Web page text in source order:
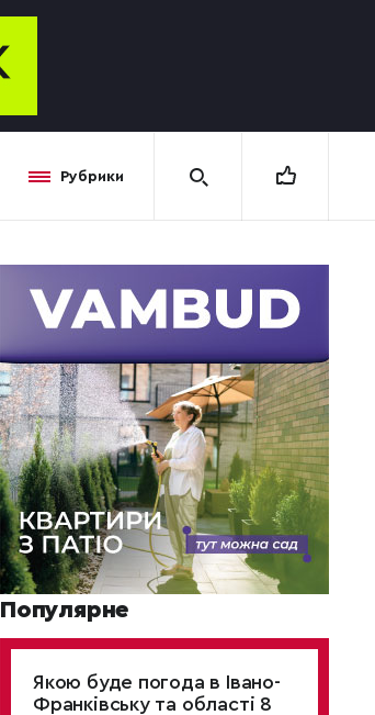
Рубрики
Популярне
Якою буде погода в Івано-
Франківську та області 8